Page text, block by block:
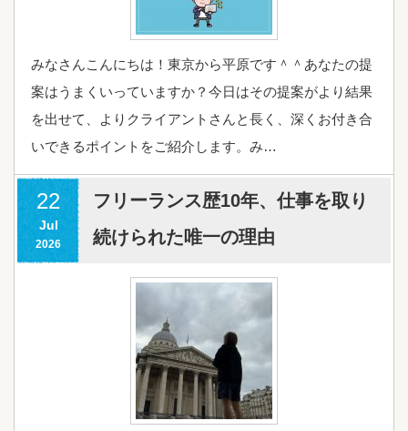
みなさんこんにちは！東京から平原です＾＾あなたの提
案はうまくいっていますか？今日はその提案がより結果
を出せて、よりクライアントさんと長く、深くお付き合
いできるポイントをご紹介します。み…
22
Jul
2026
フリーランス歴10年、仕事を取り
続けられた唯一の理由